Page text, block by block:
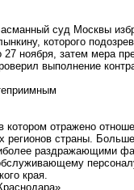
суд Москвы
которого
ноября, затем мера
выполнение
котором отражено
регионов страны.
раздражающими
края.